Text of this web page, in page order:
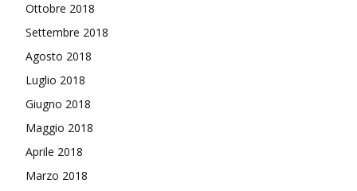
Ottobre 2018
Settembre 2018
Agosto 2018
Luglio 2018
Giugno 2018
Maggio 2018
Aprile 2018
Marzo 2018